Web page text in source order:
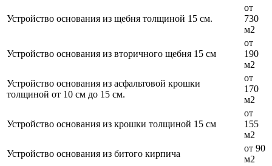
Устройство основания из щебня толщиной 15 см.
от
730
м2
Устройство основания из вторичного щебня 15 см
от
190
м2
Устройство основания из асфальтовой крошки
толщиной от 10 см до 15 см.
от
170
м2
Устройство основания из крошки толщиной 15 см
от
155
м2
Устройство основания из битого кирпича
от 90
м2